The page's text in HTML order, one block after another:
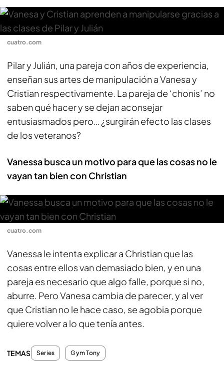
cuatro.com
Pilar y Julián, una pareja con años de experiencia,
enseñan sus artes de manipulación a Vanesa y
Cristian respectivamente. La pareja de ‘chonis’ no
saben qué hacer y se dejan aconsejar
entusiasmados pero… ¿surgirán efecto las clases
de los veteranos?
Vanessa busca un motivo para que las cosas no le
vayan tan bien con Christian
cuatro.com
Vanessa le intenta explicar a Christian que las
cosas entre ellos van demasiado bien, y en una
pareja es necesario que algo falle, porque si no,
aburre. Pero Vanesa cambia de parecer, y al ver
que Cristian no le hace caso, se agobia porque
quiere volver a lo que tenía antes.
TEMAS Series Gym Tony